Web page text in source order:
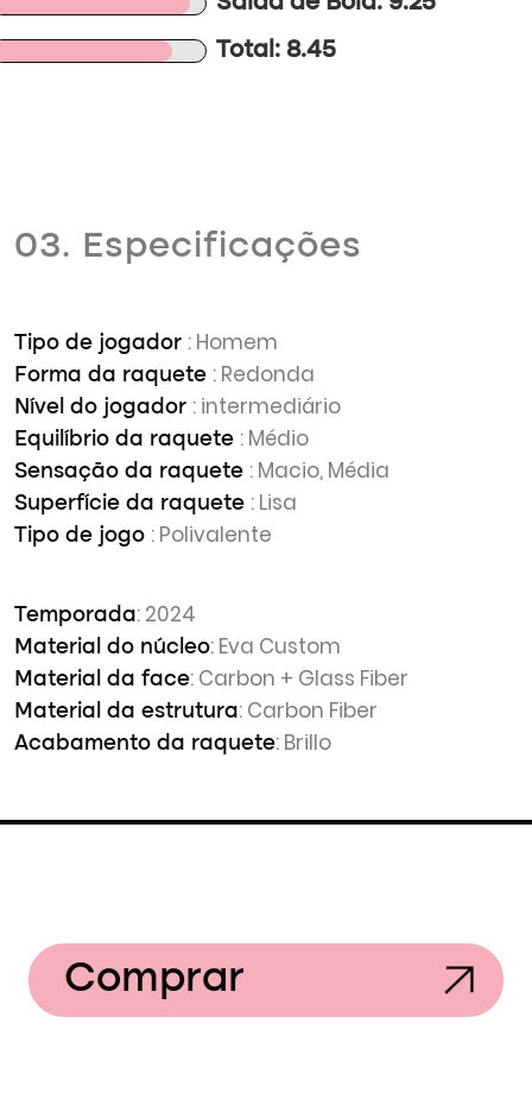
Total: 8.45
03. Especificações
Tipo de jogador : Homem
Forma da raquete : Redonda
Nível do jogador : intermediário
Equilíbrio da raquete : Médio
Sensação da raquete : Macio, Média
Superfície da raquete : Lisa
Tipo de jogo : Polivalente
Temporada: 2024
Material do núcleo: Eva Custom
Material da face: Carbon + Glass Fiber
Material da estrutura: Carbon Fiber
Acabamento da raquete: Brillo
Comprar